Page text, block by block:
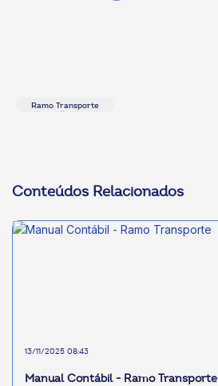
Ramo Transporte
Conteúdos Relacionados
13/11/2025 08:43
Manual Contábil - Ramo Transporte